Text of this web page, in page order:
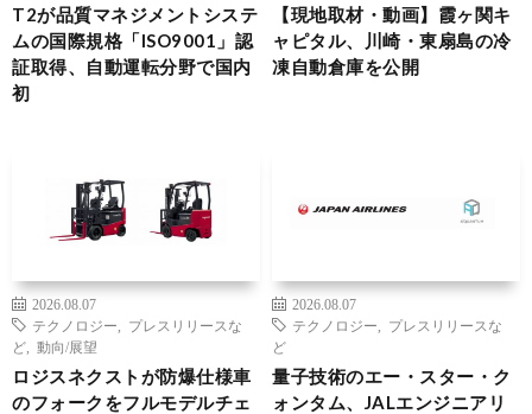
T2が品質マネジメントシステ
ムの国際規格「ISO9001」認
証取得、自動運転分野で国内
初
【現地取材・動画】霞ヶ関キ
ャピタル、川崎・東扇島の冷
凍自動倉庫を公開
2026.08.07
テクノロジー
プレスリリースな
ど
動向/展望
ロジスネクストが防爆仕様車
のフォークをフルモデルチェ
2026.08.07
テクノロジー
プレスリリースな
ど
量子技術のエー・スター・ク
ォンタム、JALエンジニアリ